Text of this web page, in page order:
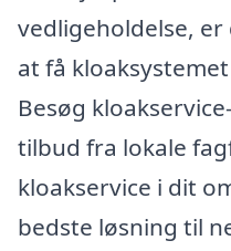
vedligeholdelse,
at få
Besøg
tilbud fra lokale
kloakservice i dit
bedste løsning til